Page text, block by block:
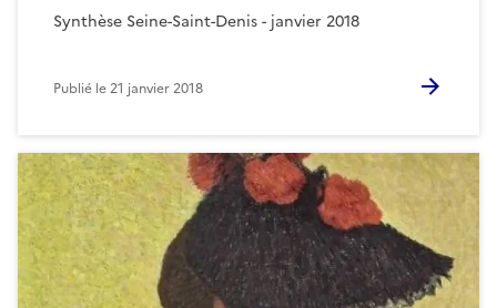
Synthèse Seine-Saint-Denis - janvier 2018
Publié le21 janvier 2018